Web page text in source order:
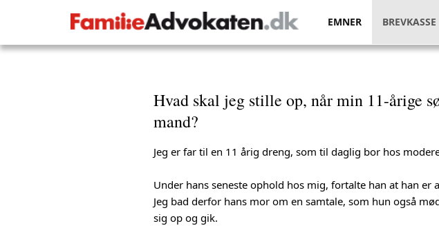
EMNER BREVKASSE
Hvad skal jeg stille op, når min 11-årige
mand?
Jeg er far til en 11 årig dreng, som til daglig bor hos
Under hans seneste ophold hos mig, fortalte han at han
Jeg bad derfor hans mor om en samtale, som hun også
sig op og gik.